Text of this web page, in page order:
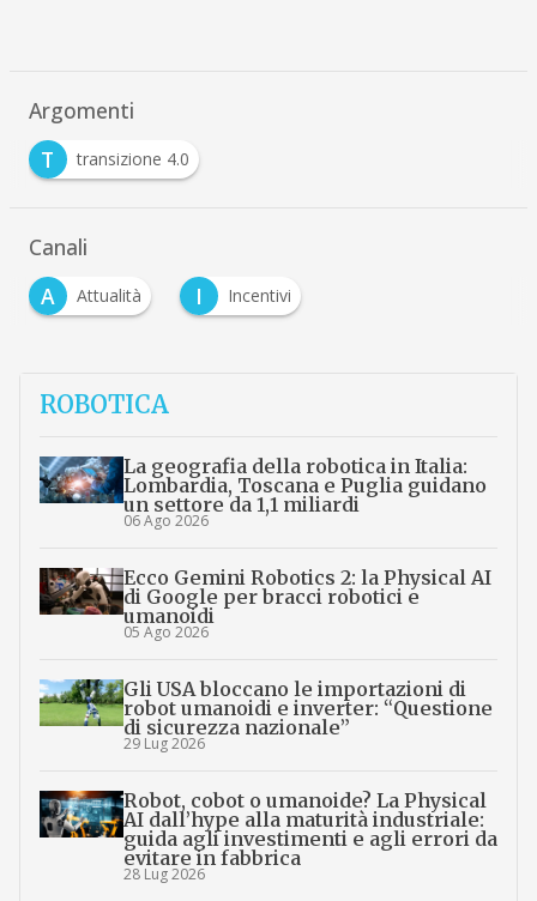
Argomenti
T
transizione 4.0
Canali
A
Attualità I Incentivi
ROBOTICA
La geografia della robotica in Italia:
Lombardia, Toscana e Puglia guidano
un settore da 1,1 miliardi
06 Ago 2026
Ecco Gemini Robotics 2: la Physical AI
di Google per bracci robotici e
umanoidi
05 Ago 2026
Gli USA bloccano le importazioni di
robot umanoidi e inverter: “Questione
di sicurezza nazionale”
29 Lug 2026
Robot, cobot o umanoide? La Physical
AI dall’hype alla maturità industriale:
guida agli investimenti e agli errori da
evitare in fabbrica
28 Lug 2026